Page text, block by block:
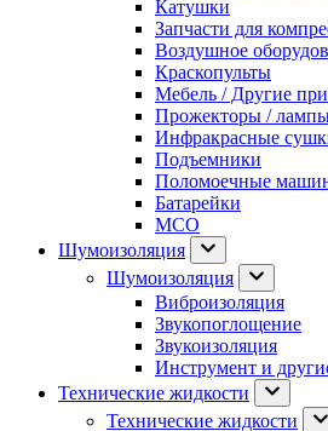
Катушки
Запчасти для
Воздушное
Краскопульты
Мебель / Другие
Прожекторы /
Инфракрасные
Подъемники
Поломоечные
Батарейки
МСО
Шумоизоляция
Шумоизоляция
Виброизоляция
Звукопоглощение
Звукоизоляция
Инструмент и
Технические жидкости
Технические жидкости